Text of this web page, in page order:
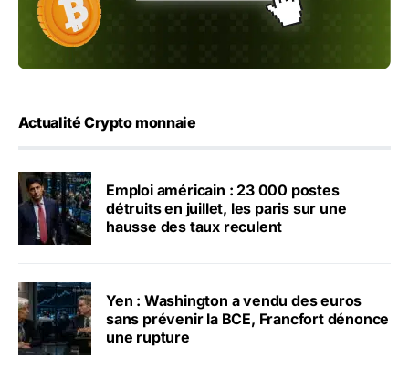
Actualité Crypto monnaie
Emploi américain : 23 000 postes
détruits en juillet, les paris sur une
hausse des taux reculent
Yen : Washington a vendu des euros
sans prévenir la BCE, Francfort dénonce
une rupture